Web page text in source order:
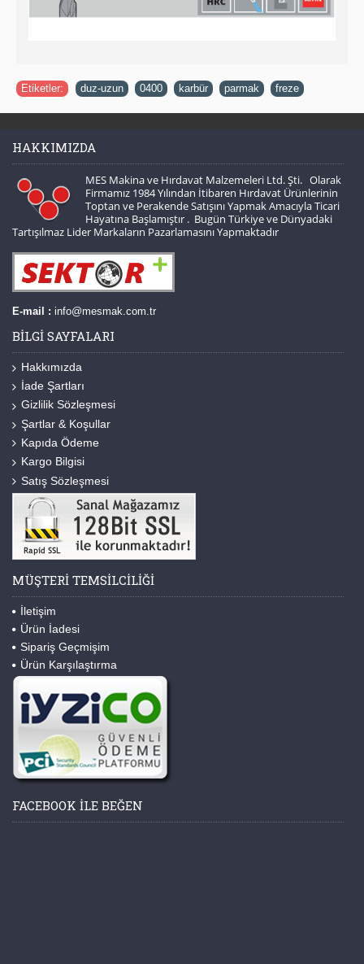
Etiketler: duz-uzun 0400 karbür parmak freze
HAKKIMIZDA
MES Makina ve Hırdavat Malzemeleri Ltd. Şti. Olarak
Firmamız 1984 Yılından İtibaren Hırdavat Ürünlerinin
Toptan ve Perakende Satışını Yapmak Amacıyla Ticari
Hayatına Başlamıştır . Bugün Türkiye ve Dünyadaki
Tartışılmaz Lider Markaların Pazarlamasını Yapmaktadır
E-mail : info@mesmak.com.tr
BILGI SAYFALARI
Hakkımızda
İade Şartları
Gizlilik Sözleşmesi
Şartlar & Koşullar
Kapıda Ödeme
Kargo Bilgisi
Satış Sözleşmesi
MÜŞTERI TEMSILCILIĞI
İletişim
Ürün İadesi
Sipariş Geçmişim
Ürün Karşılaştırma
FACEBOOK ILE BEĞEN